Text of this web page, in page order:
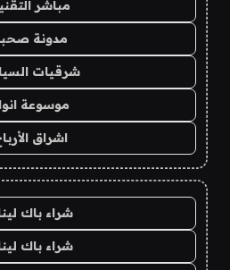
مباشر
مدونة
شرقيات
موسوعة
اشراق
شراء باك
شراء باك